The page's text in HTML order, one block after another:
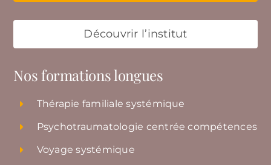
Découvrir l’institut
Nos formations longues
Thérapie familiale systémique
Psychotraumatologie centrée compétences
Voyage systémique